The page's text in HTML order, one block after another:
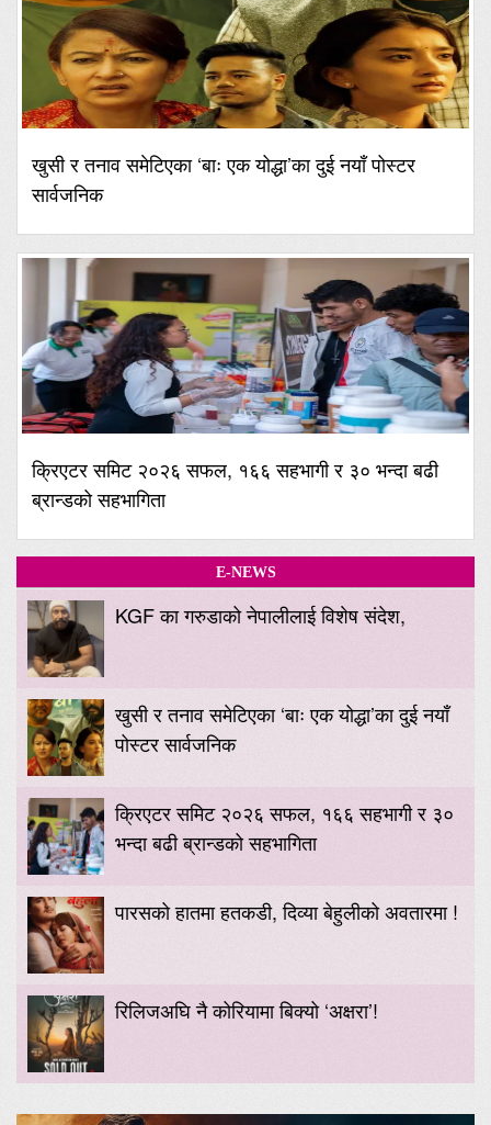
खुसी र तनाव समेटिएका ‘बाः एक योद्धा’का दुई नयाँ पोस्टर
सार्वजनिक
क्रिएटर समिट २०२६ सफल, १६६ सहभागी र ३० भन्दा बढी
ब्रान्डको सहभागिता
E-NEWS
KGF का गरुडाको नेपालीलाई विशेष संदेश,
खुसी र तनाव समेटिएका ‘बाः एक योद्धा’का दुई नयाँ
पोस्टर सार्वजनिक
क्रिएटर समिट २०२६ सफल, १६६ सहभागी र ३०
भन्दा बढी ब्रान्डको सहभागिता
पारसको हातमा हतकडी, दिव्या बेहुलीको अवतारमा !
रिलिजअघि नै कोरियामा बिक्यो ‘अक्षरा’!